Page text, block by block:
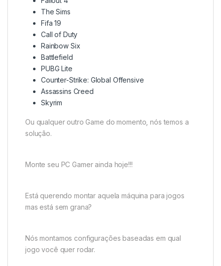
The Sims
Fifa 19
Call of Duty
Rainbow Six
Battlefield
PUBG Lite
Counter-Strike: Global Offensive
Assassins Creed
Skyrim
Ou qualquer outro Game do momento, nós temos a
solução.
Monte seu PC Gamer ainda hoje!!!
Está querendo montar aquela máquina para jogos
mas está sem grana?
Nós montamos configurações baseadas em qual
jogo você quer rodar.